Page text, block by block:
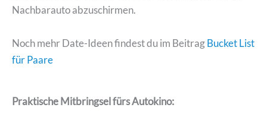
Nachbarauto abzuschirmen.
Noch mehr Date-Ideen findest du im BeitragBucket List
für Paare
Praktische Mitbringsel fürs Autokino: